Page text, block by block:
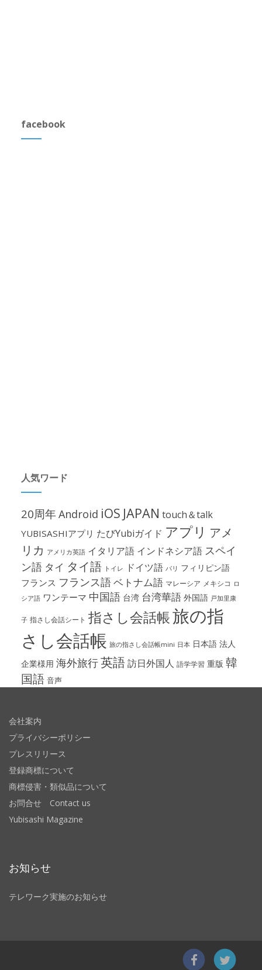
facebook
人気ワード
20周年Android iOS JAPAN touch＆talk
YUBISASHIアプリ たびYubiガイド アプリ アメ
リカ アメリカ英語 イタリア語 インドネシア語 スペイ
ン語 タイ タイ語 トイレ ドイツ語 パリ フィリピン語
フランス フランス語ベトナム語 マレーシア メキシコ ロ
シア語 ワンテーマ 中国語 台湾 台湾華語 外国語 戸加里康
子 指さし会話シート 指さし会話帳旅の指
さし会話帳 旅の指さし会話帳mini 日本 日本語 法人
企業様用 海外旅行英語訪日外国人 語学学習 重版 韓
国語 音声
会社案内
プライバシーポリシー
プレスリリース
登録商標について
商標侵害・類似品について
お問合せ Contact us
Yubisashi Magazine
お知らせ
テレワーク実施のお知らせ